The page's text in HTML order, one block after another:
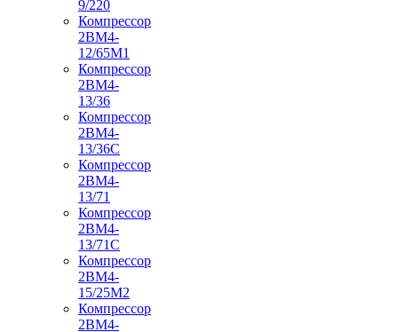
9/220
Компрессор
2ВМ4-
12/65М1
Компрессор
2ВМ4-
13/36
Компрессор
2ВМ4-
13/36С
Компрессор
2ВМ4-
13/71
Компрессор
2ВМ4-
13/71С
Компрессор
2ВМ4-
15/25М2
Компрессор
2ВМ4-